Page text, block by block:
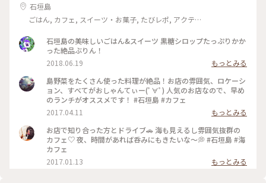
石垣島
ごはん, カフェ, スイーツ・お菓子, たびレポ, アクテ
石垣島の美味しいごはん&スイーツ 黒糖シロップたっぷりかか
った絶品ぶりん！
2018.06.19
もっとみる
島野菜をたくさん使った料理が絶品！お店の雰囲気、ロケーシ
ョン、すべてがおしゃんてぃー(ﾟ∀ﾟ) 人気のお店なので、早め
のランチがオススメです！ #石垣島 #カフェ
2017.04.11
もっとみる
お店で知り合った方とドライブ🚗 海も見えるし雰囲気抜群の
カフェ♡ 夜、時間があれば呑みにもきたいな～💭 #石垣島 #海
カフェ
2017.01.13
もっとみる